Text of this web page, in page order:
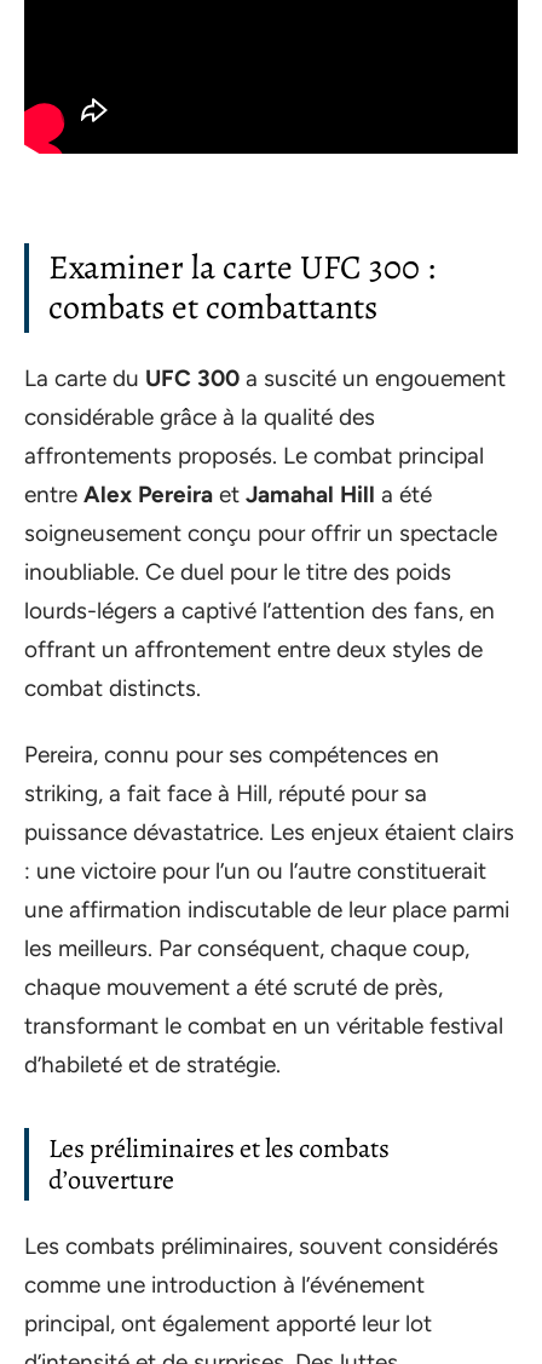
Examiner la carte UFC 300 :
combats et combattants
La carte du UFC 300 a suscité un engouement
considérable grâce à la qualité des
affrontements proposés. Le combat principal
entre Alex Pereira et Jamahal Hill a été
soigneusement conçu pour offrir un spectacle
inoubliable. Ce duel pour le titre des poids
lourds-légers a captivé l’attention des fans, en
offrant un affrontement entre deux styles de
combat distincts.
Pereira, connu pour ses compétences en
striking, a fait face à Hill, réputé pour sa
puissance dévastatrice. Les enjeux étaient clairs
: une victoire pour l’un ou l’autre constituerait
une affirmation indiscutable de leur place parmi
les meilleurs. Par conséquent, chaque coup,
chaque mouvement a été scruté de près,
transformant le combat en un véritable festival
d’habileté et de stratégie.
Les préliminaires et les combats
d’ouverture
Les combats préliminaires, souvent considérés
comme une introduction à l’événement
principal, ont également apporté leur lot